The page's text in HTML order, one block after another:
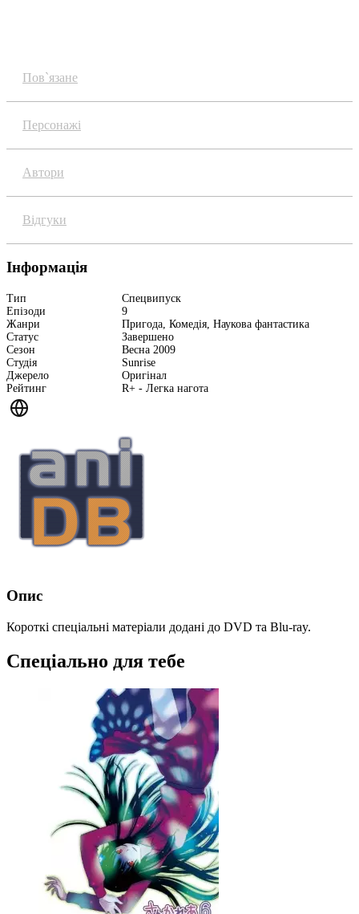
Пов`язане
Персонажі
Автори
Відгуки
Інформація
Тип
Спецвипуск
Епізоди
9
Жанри
Пригода, Комедія, Наукова фантастика
Статус
Завершено
Сезон
Весна 2009
Студія
Sunrise
Джерело
Оригінал
Рейтинг
R+ - Легка нагота
Опис
Короткі спеціальні матеріали додані до DVD та Blu-ray.
Спеціально для тебе